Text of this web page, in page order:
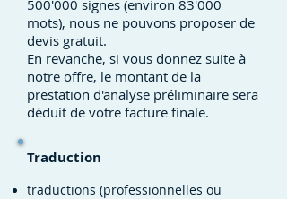
500'000 signes (environ 83'000
mots), nous ne pouvons proposer de
devis gratuit.
En revanche, si vous donnez suite à
notre offre, le montant de la
prestation d'analyse préliminaire sera
déduit de votre facture finale.
Traduction
traductions (professionnelles ou